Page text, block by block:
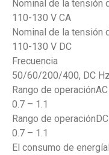
Nominal de la tensión
110-130 V CA
Nominal de la tensión
110-130 V DC
Frecuencia
50/60/200/400, DC Hz
Rango de operaciónAC
0.7 – 1.1
Rango de
0.7 – 1.1
El consumo de